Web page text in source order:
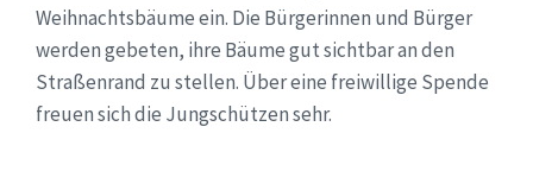
Weihnachtsbäume ein. Die Bürgerinnen und Bürger
werden gebeten, ihre Bäume gut sichtbar an den
Straßenrand zu stellen. Über eine freiwillige Spende
freuen sich die Jungschützen sehr.